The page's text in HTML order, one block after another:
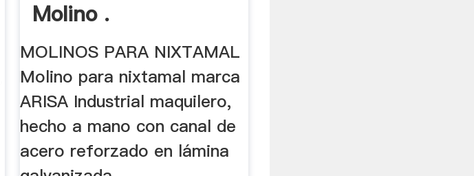
Molino .
MOLINOS PARA NIXTAMAL
Molino para nixtamal marca
ARISA Industrial maquilero,
hecho a mano con canal de
acero reforzado en lámina